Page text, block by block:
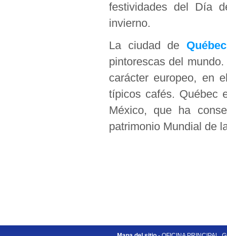
festividades del Día
invierno.
La ciudad de Québec
pintorescas del
carácter europeo, en
típicos cafés. Québec
México, que ha
patrimonio Mundial de